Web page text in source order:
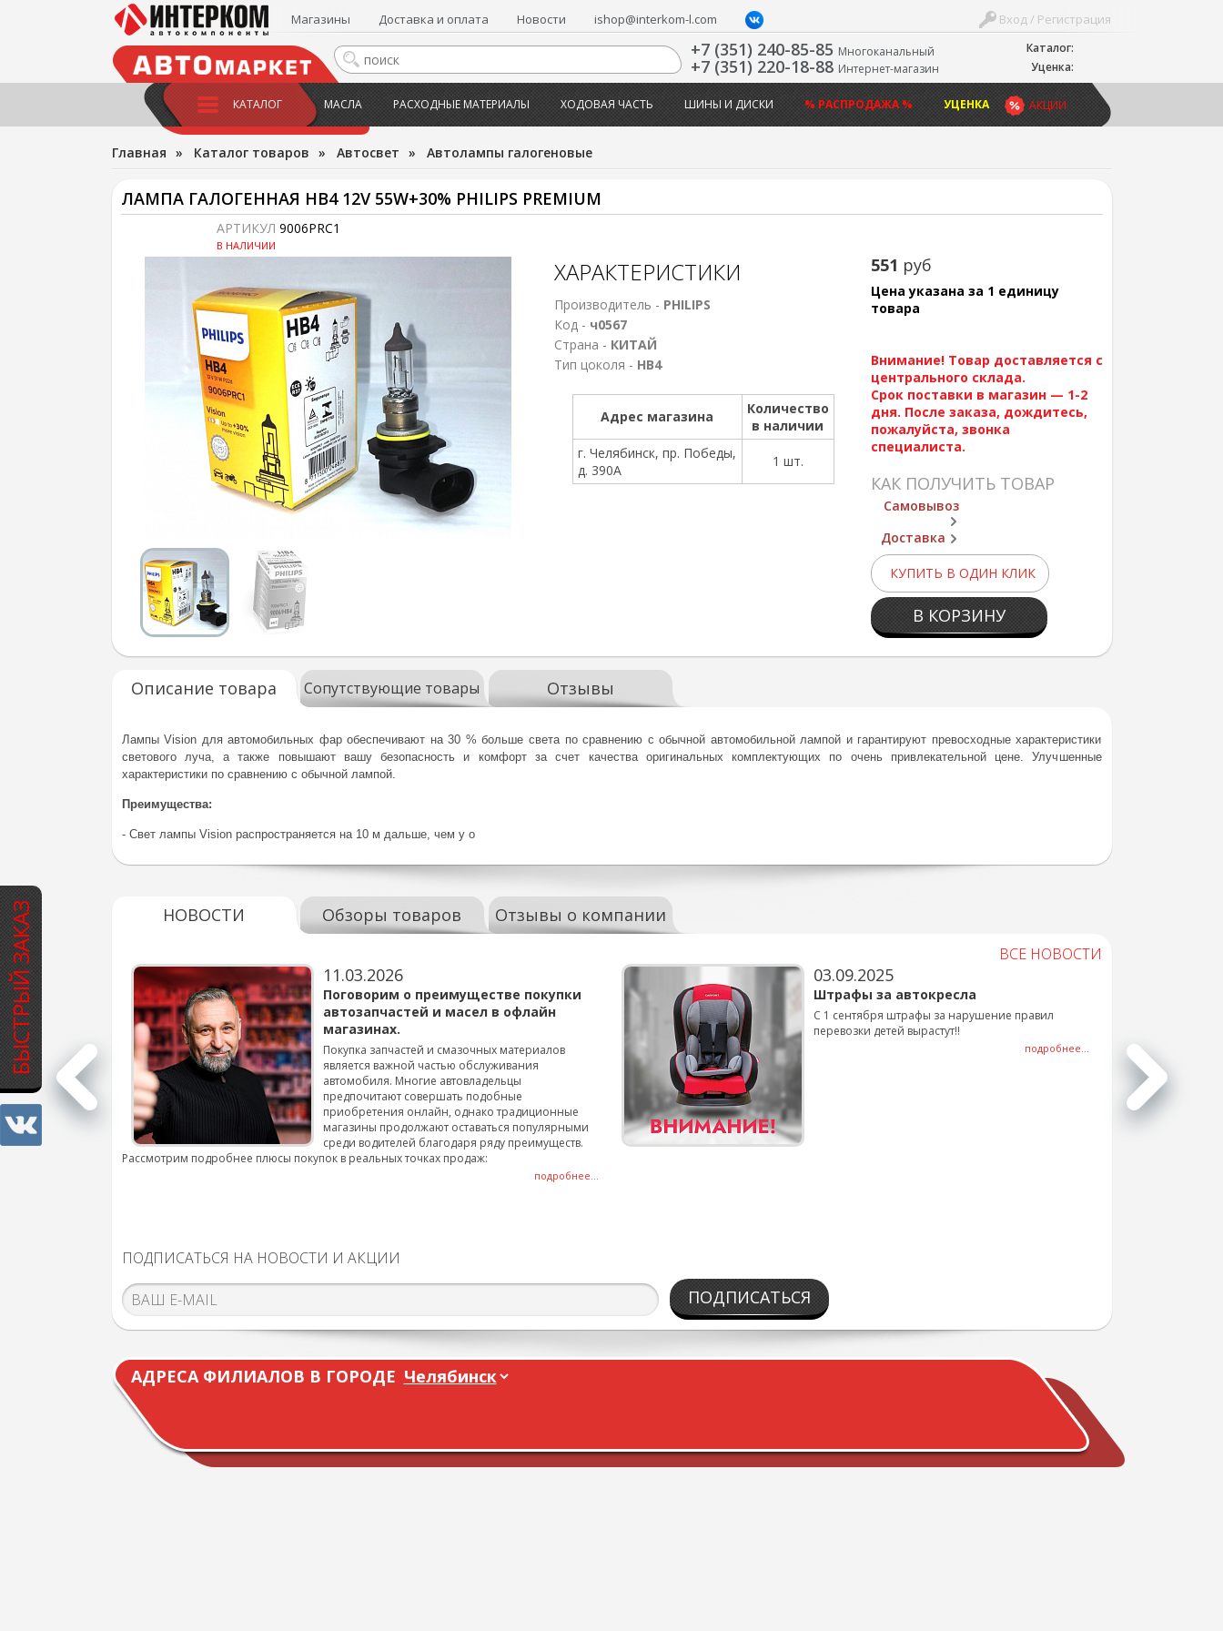
БЫСТРЫЙ ЗАКАЗ
Каталог:
Уценка:
Вход / Регистрация
Магазины Доставка и оплата Новости ishop@interkom-l.com
+7 (351) 240-85-85 Многоканальный
+7 (351) 220-18-88 Интернет-магазин
АКЦИИ
КАТАЛОГ МАСЛА РАСХОДНЫЕ МАТЕРИАЛЫ ХОДОВАЯ ЧАСТЬ ШИНЫ И ДИСКИ % РАСПРОДАЖА % УЦЕНКА
Главная » Каталог товаров » Автосвет » Автолампы галогеновые
ЛАМПА ГАЛОГЕННАЯ HB4 12V 55W+30% PHILIPS PREMIUM
АРТИКУЛ 9006PRC1
В НАЛИЧИИ
551 руб
Цена указана за 1 единицу
товара
Внимание! Товар доставляется с
центрального склада.
Срок поставки в магазин — 1-2
дня. После заказа, дождитесь,
пожалуйста, звонка
специалиста.
КАК ПОЛУЧИТЬ ТОВАР
Самовывоз
Доставка
КУПИТЬ В ОДИН КЛИК
В КОРЗИНУ
ХАРАКТЕРИСТИКИ
Производитель - PHILIPS
Код - ч0567
Страна - КИТАЙ
Тип цоколя - HB4
Адрес магазина
Количество
в наличии
г. Челябинск, пр. Победы,
д. 390А
1 шт.
Описание товара Сопутствующие товары Отзывы
Лампы Vision для автомобильных фар обеспечивают на 30 % больше света по сравнению с обычной автомобильной лампой и гарантируют превосходные характеристики
светового луча, а также повышают вашу безопасность и комфорт за счет качества оригинальных комплектующих по очень привлекательной цене. Улучшенные
характеристики по сравнению с обычной лампой.
Преимущества:
- Свет лампы Vision распространяется на 10 м дальше, чем у о
НОВОСТИ Обзоры товаров Отзывы о компании
ВСЕ НОВОСТИ
для
смены шин на
подробнее...
11.03.2026
Поговорим о преимуществе покупки
автозапчастей и масел в офлайн
магазинах.
Покупка запчастей и смазочных материалов
является важной частью обслуживания
автомобиля. Многие автовладельцы
предпочитают совершать подобные
приобретения онлайн, однако традиционные
магазины продолжают оставаться популярными
среди водителей благодаря ряду преимуществ.
Рассмотрим подробнее плюсы покупок в реальных точках продаж:
подробнее...
03.09.2025
Штрафы за автокресла
С 1 сентября штрафы за нарушение правил
перевозки детей вырастут!!
подробнее...
ПОДПИСАТЬСЯ НА НОВОСТИ И АКЦИИ
ПОДПИСАТЬСЯ
АДРЕСА ФИЛИАЛОВ В ГОРОДЕ